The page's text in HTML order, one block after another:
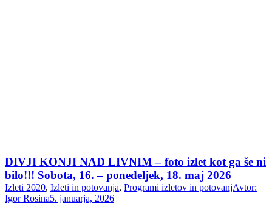
DIVJI KONJI NAD LIVNIM – foto izlet kot ga še ni
bilo!!! Sobota, 16. – ponedeljek, 18. maj 2026
Izleti 2020, Izleti in potovanja, Programi izletov in potovanjAvtor:
Igor Rosina5. januarja, 2026